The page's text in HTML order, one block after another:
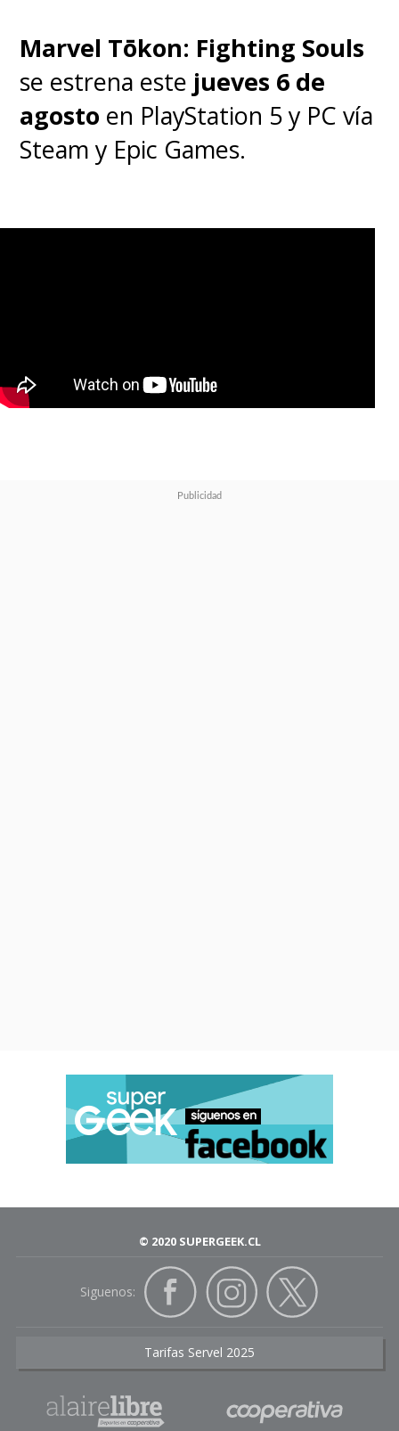
Marvel Tōkon: Fighting Souls
se estrena este jueves 6 de
agosto en PlayStation 5 y PC vía
Steam y Epic Games.
© 2020 SUPERGEEK.CL
Siguenos:
Tarifas Servel 2025